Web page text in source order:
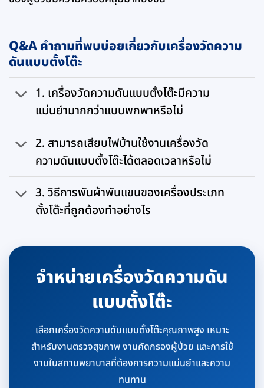
Q&A คำถามที่พบบ่อยเกี่ยวกับเครื่องวัดความ
ดันแบบตั้งโต๊ะ
1. เครื่องวัดความดันแบบตั้งโต๊ะมีความ
แม่นยำมากกว่าแบบพกพาหรือไม่
2. สามารถเสียบไฟบ้านใช้งานเครื่องวัด
ความดันแบบตั้งโต๊ะได้ตลอดเวลาหรือไม่
3. วิธีการพันผ้าพันแขนของเครื่องประเภท
ตั้งโต๊ะที่ถูกต้องทำอย่างไร
จำหน่ายเครื่องวัดความดัน
แบบตั้งโต๊ะ
เลือกเครื่องวัดความดันแบบตั้งโต๊ะคุณภาพสูง เหมาะ
สำหรับงานตรวจสุขภาพ งานคัดกรองผู้ป่วย และการใช้
งานในสถานพยาบาลที่ต้องการความแม่นยำและความ
ทนทาน